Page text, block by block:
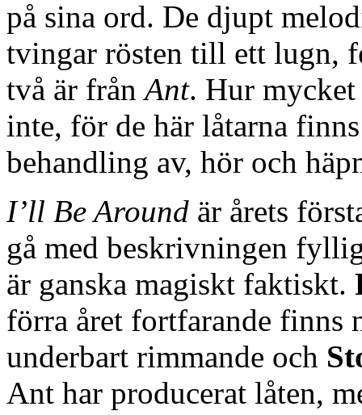
på sina ord. De djupt
tvingar rösten till ett lugn,
två är frånAnt. Hur
inte, för de här låtarna
behandling av, hör och
I’ll Be Around är årets
gå med beskrivningen
är ganska magiskt faktiskt.
förra året fortfarande finns
underbart rimmande och
Ant har producerat låten,